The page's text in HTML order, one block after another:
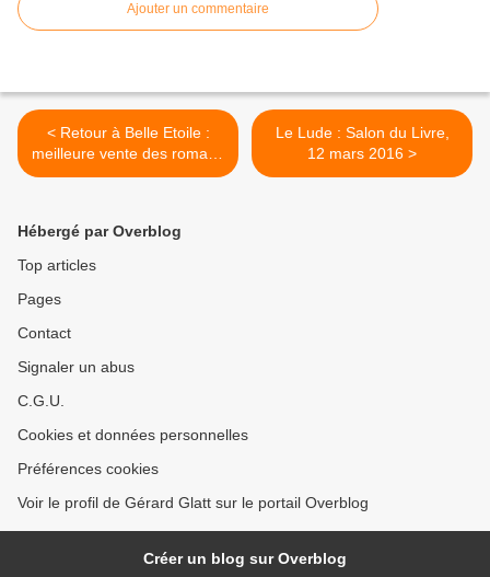
Ajouter un commentaire
< Retour à Belle Etoile :
meilleure vente des romans
régionaux...
Le Lude : Salon du Livre,
12 mars 2016 >
Hébergé par Overblog
Top articles
Pages
Contact
Signaler un abus
C.G.U.
Cookies et données personnelles
Préférences cookies
Voir le profil de Gérard Glatt sur le portail Overblog
Créer un blog sur Overblog